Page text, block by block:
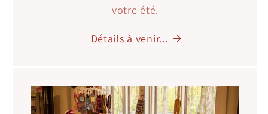
votre été.
Détails à venir...